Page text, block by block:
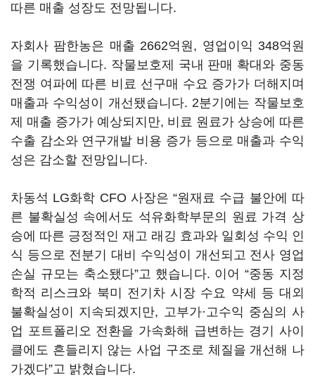
따른 매출 성장도 전망됩니다.
자회사 팜한농은 매출 2662억원, 영업이익 348억원
을 기록했습니다. 작물보호제 국내 판매 확대와 중동
전쟁 여파에 따른 비료 선구매 수요 증가가 더해지며
매출과 수익성이 개선됐습니다. 2분기에는 작물보호
제 매출 증가가 예상되지만, 비료 원료가 상승에 따른
수출 감소와 연구개발 비용 증가 등으로 매출과 수익
성은 감소할 전망입니다.
차동석 LG화학 CFO 사장은 “원재료 수급 불안에 따
른 불확실성 속에서도 석유화학부문의 원료 가격 상
승에 따른 긍정적인 재고 래깅 효과와 일회성 수익 인
식 등으로 전분기 대비 수익성이 개선되고 전사 영업
손실 규모는 축소됐다”고 했습니다. 이어 “중동 지정
학적 리스크와 북미 전기차 시장 수요 약세 등 대외
불확실성이 지속되겠지만, 고부가·고수익 중심의 사
업 포트폴리오 전환을 가속화해 급변하는 경기 사이
클에도 흔들리지 않는 사업 구조로 체질을 개선해 나
가겠다”고 밝혔습니다.